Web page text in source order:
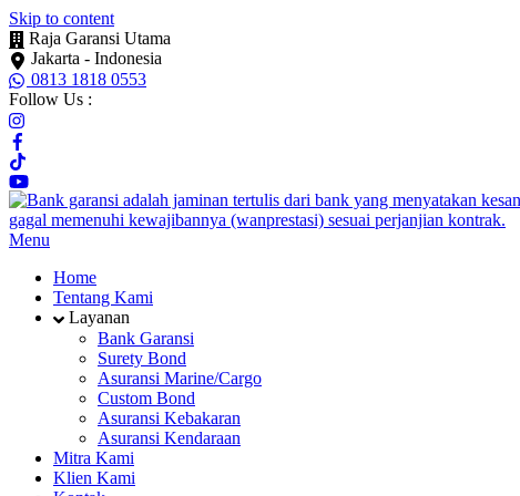
Skip to content
Raja Garansi Utama
Jakarta - Indonesia
0813 1818 0553
Follow Us :
Menu
Home
Tentang Kami
Layanan
Bank Garansi
Surety Bond
Asuransi Marine/Cargo
Custom Bond
Asuransi Kebakaran
Asuransi Kendaraan
Mitra Kami
Klien Kami